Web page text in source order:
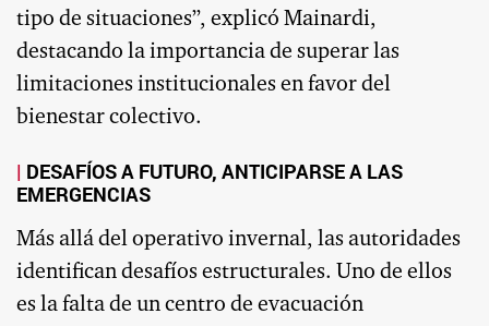
tipo de situaciones”, explicó Mainardi,
destacando la importancia de superar las
limitaciones institucionales en favor del
bienestar colectivo.
DESAFÍOS A FUTURO, ANTICIPARSE A LAS
EMERGENCIAS
Más allá del operativo invernal, las autoridades
identifican desafíos estructurales. Uno de ellos
es la falta de un centro de evacuación